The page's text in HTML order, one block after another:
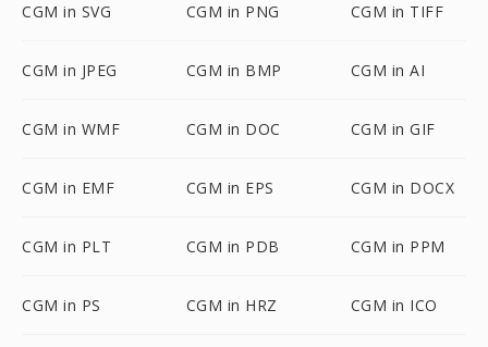
CGM in SVG CGM in PNG CGM in TIFF
CGM in JPEG CGM in BMP CGM in AI
CGM in WMF CGM in DOC CGM in GIF
CGM in EMF CGM in EPS CGM in DOCX
CGM in PLT CGM in PDB CGM in PPM
CGM in PS CGM in HRZ CGM in ICO